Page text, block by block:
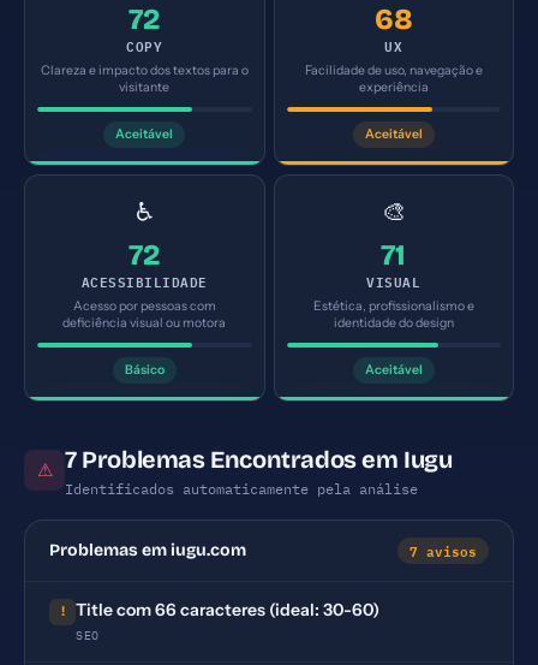
72
COPY
Clareza e impacto dos textos para o
visitante
Aceitável
68
UX
Facilidade de uso, navegação e
experiência
Aceitável
♿
72
ACESSIBILIDADE
Acesso por pessoas com
deficiência visual ou motora
Básico
🎨
71
VISUAL
Estética, profissionalismo e
identidade do design
Aceitável
⚠ 7 Problemas Encontrados em Iugu
Identificados automaticamente pela análise
Problemas em iugu.com 7 avisos
! Title com 66 caracteres (ideal: 30-60)
SEO